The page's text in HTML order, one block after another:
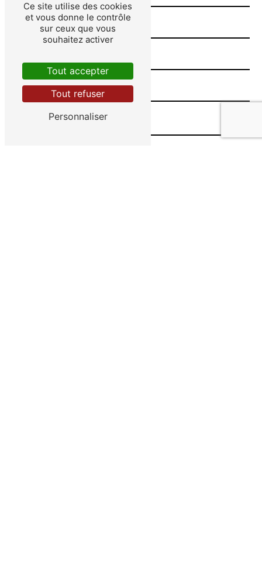
Ce site utilise des cookies
et vous donne le contrôle
sur ceux que vous
souhaitez activer
Tout accepter
Tout refuser
Personnaliser